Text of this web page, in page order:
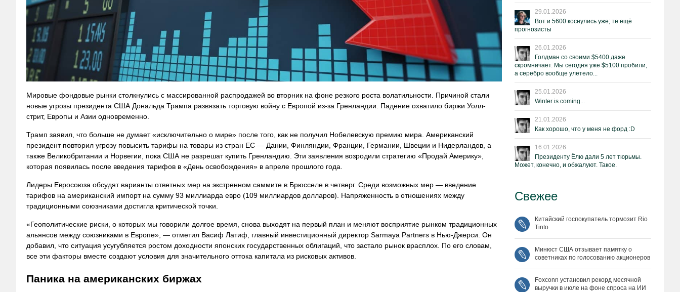
Мировые фондовые рынки столкнулись с массированной распродажей во вторник на фоне резкого роста волатильности. Причиной стали
новые угрозы президента США Дональда Трампа развязать торговую войну с Европой из-за Гренландии. Падение охватило биржи Уолл-
стрит, Европы и Азии одновременно.
Трамп заявил, что больше не думает «исключительно о мире» после того, как не получил Нобелевскую премию мира. Американский
президент повторил угрозу повысить тарифы на товары из стран ЕС — Дании, Финляндии, Франции, Германии, Швеции и Нидерландов, а
также Великобритании и Норвегии, пока США не разрешат купить Гренландию. Эти заявления возродили стратегию «Продай Америку»,
которая появилась после введения тарифов в «День освобождения» в апреле прошлого года.
Лидеры Евросоюза обсудят варианты ответных мер на экстренном саммите в Брюсселе в четверг. Среди возможных мер — введение
тарифов на американский импорт на сумму 93 миллиарда евро (109 миллиардов долларов). Напряженность в отношениях между
традиционными союзниками достигла критической точки.
«Геополитические риски, о которых мы говорили долгое время, снова выходят на первый план и меняют восприятие рынком традиционных
альянсов между союзниками в Европе», — отметил Васиф Латиф, главный инвестиционный директор Sarmaya Partners в Нью-Джерси. Он
добавил, что ситуация усугубляется ростом доходности японских государственных облигаций, что застало рынок врасплох. По его словам,
все эти факторы вместе создают условия для значительного оттока капитала из рисковых активов.
Паника на американских биржах
29.01.2026
Вот и 5600 коснулись уже; те ещё
прогнозисты
26.01.2026
Голдман со своими $5400 даже
скромничает. Мы сегодня уже $5100 пробили,
а серебро вообще улетело...
25.01.2026
Winter is coming...
21.01.2026
Как хорошо, что у меня не форд :D
16.01.2026
Президенту Ёлю дали 5 лет тюрьмы.
Может, конечно, и обжалуют. Такое.
Свежее
Китайский госпокупатель тормозит Rio
Tinto
Минюст США отзывает памятку о
советниках по голосованию акционеров
Foxconn установил рекорд месячной
выручки в июле на фоне спроса на ИИ